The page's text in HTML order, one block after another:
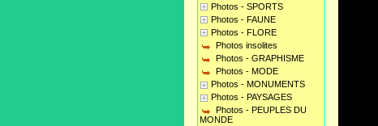
Photos - SPORTS
Photos - FAUNE
Photos - FLORE
Photos insolites
Photos - GRAPHISME
Photos - MODE
Photos - MONUMENTS
Photos - PAYSAGES
Photos - PEUPLES DU
MONDE